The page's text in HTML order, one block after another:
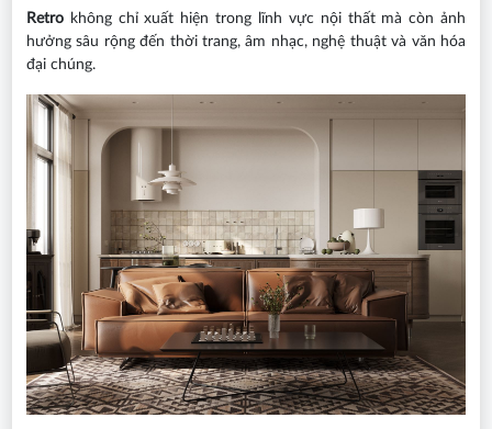
Retrokhông chỉ xuất hiện trong lĩnh vực nội thất mà còn ảnh
hưởng sâu rộng đến thời trang, âm nhạc, nghệ thuật và văn hóa
đại chúng.